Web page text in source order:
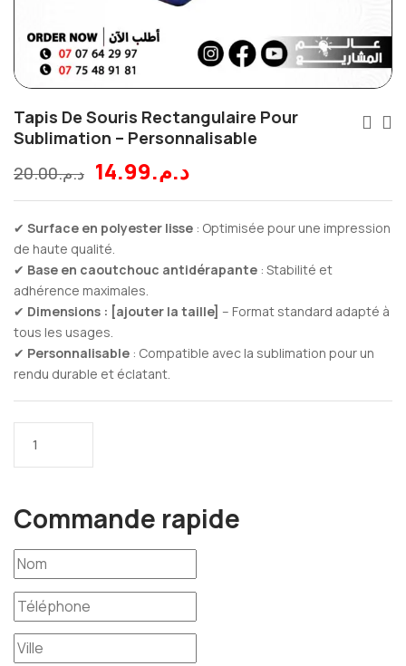
Tapis De Souris Rectangulaire Pour
Sublimation – Personnalisable
د.م.20.00 د.م.14.99
✔ Surface en polyester lisse : Optimisée pour une impression
de haute qualité.
✔ Base en caoutchouc antidérapante : Stabilité et
adhérence maximales.
✔ Dimensions : [ajouter la taille] – Format standard adapté à
tous les usages.
✔ Personnalisable : Compatible avec la sublimation pour un
rendu durable et éclatant.
Commande rapide